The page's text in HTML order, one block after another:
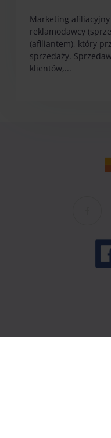
Marketing
reklamodawcy
(afiliantem), który
sprzedaży.
klientów,...